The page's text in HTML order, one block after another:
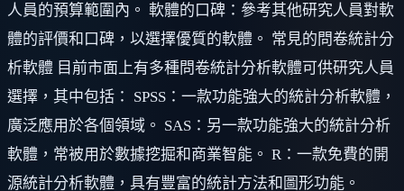
人員的預算範圍內。 軟體的口碑：參考其他研究人員對軟
體的評價和口碑，以選擇優質的軟體。 常見的問卷統計分
析軟體 目前市面上有多種問卷統計分析軟體可供研究人員
選擇，其中包括： SPSS：一款功能強大的統計分析軟體，
廣泛應用於各個領域。 SAS：另一款功能強大的統計分析
軟體，常被用於數據挖掘和商業智能。 R：一款免費的開
源統計分析軟體，具有豐富的統計方法和圖形功能。